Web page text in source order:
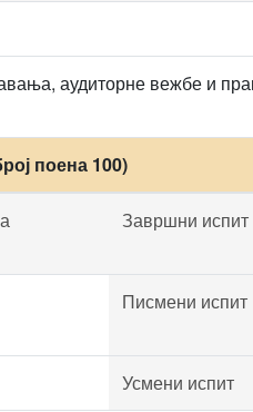
аудиторне вежбе и
поена 100)
Завршни испит
Писмени испит
Усмени испит